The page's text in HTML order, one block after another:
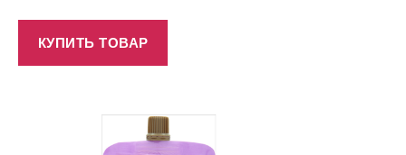
КУПИТЬ ТОВАР